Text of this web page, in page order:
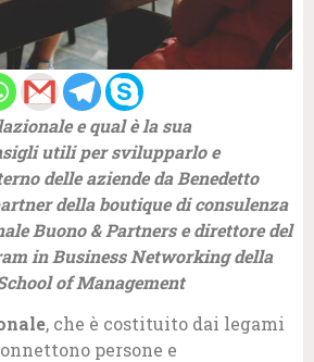
e qual è la sua
utili per svilupparlo e
delle aziende da Benedetto
della boutique di consulenza
Buono & Partners e direttore del
in Business Networking della
of Management
, che è costituito dai legami
persone e